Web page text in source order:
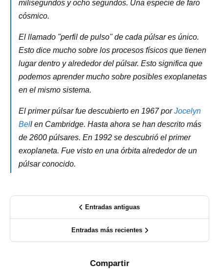
milisegundos y ocho segundos. Una especie de faro
cósmico.
El llamado "perfil de pulso" de cada púlsar es único.
Esto dice mucho sobre los procesos físicos que tienen
lugar dentro y alrededor del púlsar. Esto significa que
podemos aprender mucho sobre posibles exoplanetas
en el mismo sistema.
El primer púlsar fue descubierto en 1967 porJocelyn
Bell en Cambridge. Hasta ahora se han descrito más
de 2600 púlsares. En 1992 se descubrió el primer
exoplaneta. Fue visto en una órbita alrededor de un
púlsar conocido.
Entradas antiguas
Entradas más recientes
Compartir